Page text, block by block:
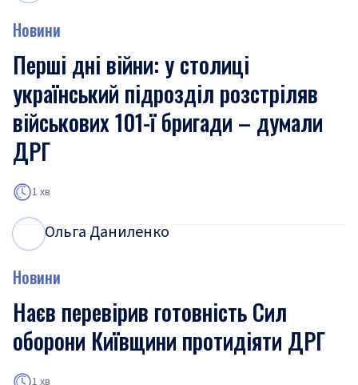
Новини
Перші дні війни: у столиці
український підрозділ розстріляв
військових 101-ї бригади – думали
ДРГ
1 хв
Ольга Даниленко
Новини
Наєв перевірив готовність Сил
оборони Київщини протидіяти ДРГ
1 хв